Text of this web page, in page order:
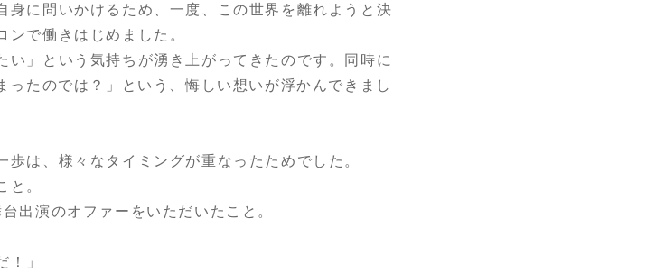
身に問いかけるため、一度、この世界を離れようと決
で働きはじめました。
」という気持ちが湧き上がってきたのです。同時に
ったのでは？」という、悔しい想いが浮かんできまし
は、様々なタイミングが重なったためでした。
と。
出演のオファーをいただいたこと。
！」